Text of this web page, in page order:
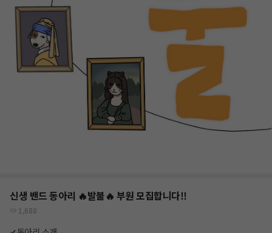
신생 밴드 동아리 🔥발불🔥 부원 모집합니다!!
1,688